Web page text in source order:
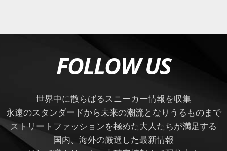
FOLLOW US
世界中に散らばるスニーカー情報を収集
永遠のスタンダードから未来の潮流となりうるものまで
ストリートファッションを極めた大人たちが満足する
国内、海外の厳選した最新情報